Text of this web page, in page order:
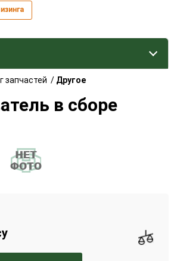
запчастей / Другое
в сборе